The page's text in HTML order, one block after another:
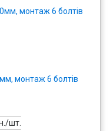
монтаж 6 болтів
шт.